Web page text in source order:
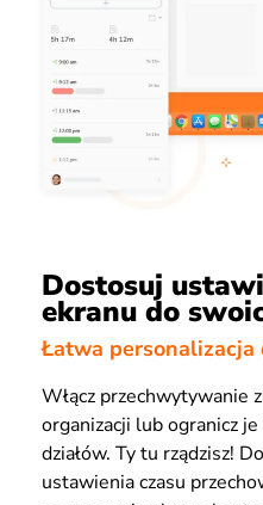
Dostosuj
ekranu do
Łatwa
Włącz przechwytywanie
organizacji lub ogranicz
działów. Ty tu rządzisz!
ustawienia czasu